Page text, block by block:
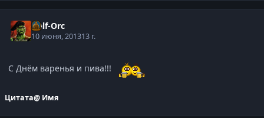
Half-Orc
10 июня, 201313 г.
С Днём варенья и пива!!!
Цитата@ Имя